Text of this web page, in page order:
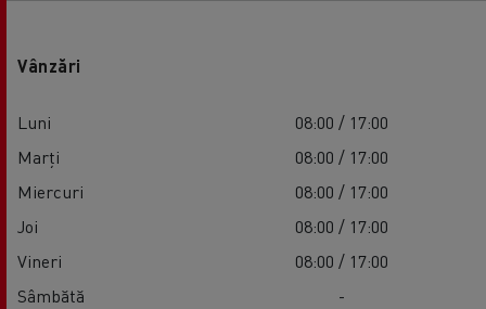
Vânzări
Luni
08:00 / 17:00
Marți
08:00 / 17:00
Miercuri
08:00 / 17:00
Joi
08:00 / 17:00
Vineri
08:00 / 17:00
Sâmbătă
-